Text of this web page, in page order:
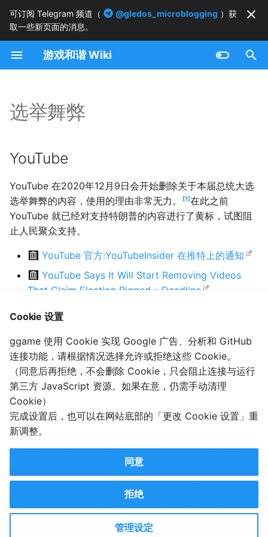
可订阅 Telegram 频道（ @gledos_microblogging ）获
取一些新页面的消息。
游戏和谐 Wiki
正
在
始
引
擎
选举舞弊
YouTube
YouTube 在2020年12月9日会开始删除关于本届总统大选
选举舞弊的内容，使用的理由非常无力。
1 在此之前
YouTube 就已经对支持特朗普的内容进行了黄标，试图阻
止人民聚众支持。
YouTube 官方:YouTubeInsider 在推特上的通知
YouTube Says It Will Start Removing Videos
That Claim Election Rigged – Deadline
"今天起YouTube要刪除指控大選舞弊和機器翻票的
視頻。理由是「安全港期限」已過。不知道哪條法律規
定的「安全港期」，這種行為可以容忍，人民起義為什
麼不行？… " - twitter
Supporting the 2020 U.S. election
2020-12-10T14:22:23
（由于更新时间是手动更新的，所以部分页面内容已更新，但忘记修改新的日期了……）
由 gledos 创作的内容，如果没有另外声明，均为 CC0 许可协议。
使用了Material for MkDocs以及 Github Pages 生成并托管网站。
Cookie 设置
ggame 使用 Cookie 实现 Google 广告、分析和 GitHub
连接功能，请根据情况选择允许或拒绝这些 Cookie。
（同意后再拒绝，不会删除 Cookie，只会阻止连接与运行
第三方 JavaScript 资源。如果在意，仍需手动清理
Cookie）
完成设置后，也可以在网站底部的「更改 Cookie 设置」重
新调整。
同意
拒绝
管理设定